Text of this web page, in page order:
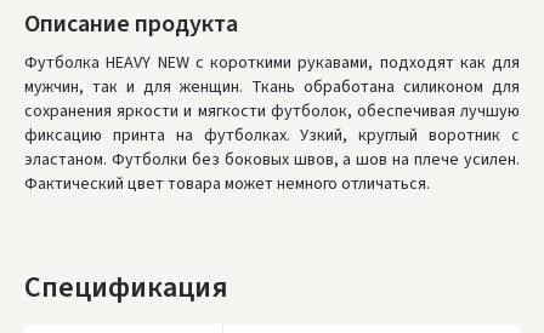
LP Express paštomatai
Пятница, Август 7 d.
LP Express kurjeris- 4.00 €
Пятница, Август 7 d.
ЗАКАЗЫ ОТ 80 € БЕСПЛАТНАЯ ДОСТАВКА!
НЕДОСТАТОК БЕСПЛАТНОЙ ДОСТАВКИ:80 €
Описание продукта
Футболкa HEAVY NEW с короткими рукавами, подходят как для
мужчин, так и для женщин. Ткань обработана силиконом для
сохранения яркости и мягкости футболок, обеспечивая лучшую
фиксацию принта на футболках. Узкий, круглый воротник с
эластаном. Футболки без боковых швов, а шов на плече усилен.
Фактический цвет товара может немного отличаться.
Спецификация